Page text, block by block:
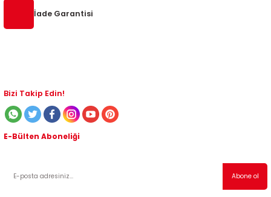
İade Garantisi
Bizi Takip Edin!
E-Bülten Aboneliği
Abone ol